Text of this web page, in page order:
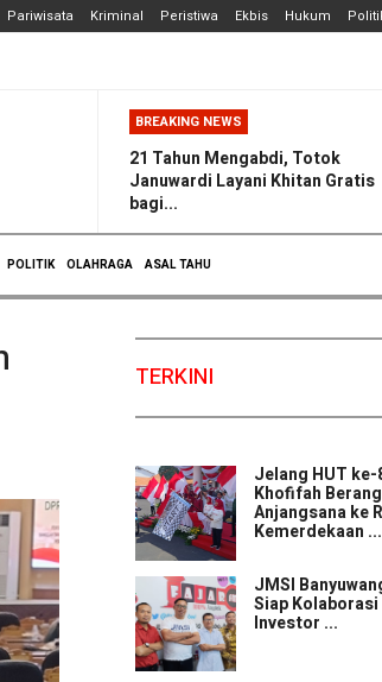
Pariwisata Kriminal Peristiwa Ekbis Hukum
BREAKING NEWS
21 Tahun Mengabdi, Totok
Januwardi Layani Khitan Gratis
bagi...
POLITIK OLAHRAGA ASAL TAHU
TERKINI
Jelang HUT ke-
Khofifah
Anjangsana ke
Kemerdekaan ...
JMSI
Siap
Investor ...